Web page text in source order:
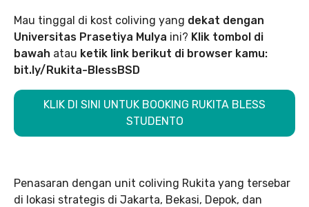
Mau tinggal di kost coliving yang dekat dengan
Universitas Prasetiya Mulya ini? Klik tombol di
bawah atau ketik link berikut di browser kamu:
bit.ly/Rukita-BlessBSD
KLIK DI SINI UNTUK BOOKING RUKITA BLESS
STUDENTO
Penasaran dengan unit coliving Rukita yang tersebar
di lokasi strategis di Jakarta, Bekasi, Depok, dan